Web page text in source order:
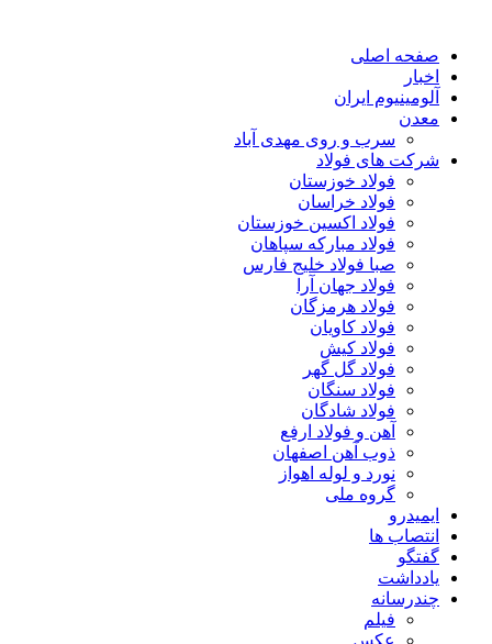
صفحه اصلی
اخبار
آلومینیوم ایران
معدن
سرب و روی مهدی آباد
شرکت های فولاد
فولاد خوزستان
فولاد خراسان
فولاد اکسین خوزستان
فولاد مبارکه سپاهان
صبا فولاد خلیج فارس
فولاد جهان آرا
فولاد هرمزگان
فولاد کاویان
فولاد کیش
فولاد گل گهر
فولاد سنگان
فولاد شادگان
آهن و فولاد ارفع
ذوب آهن اصفهان
نورد و لوله اهواز
گروه ملی
ایمیدرو
انتصاب ها
گفتگو
یادداشت
چندرسانه
فیلم
عکس